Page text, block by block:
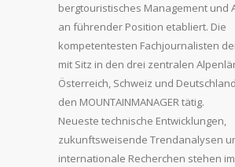
bergtouristisches Management und
an führender Position etabliert. Die
kompetentesten Fachjournalisten
mit Sitz in den drei zentralen
Österreich, Schweiz und
den MOUNTAINMANAGER tätig.
Neueste technische Entwicklungen,
zukunftsweisende Trendanalysen
internationale Recherchen stehen im